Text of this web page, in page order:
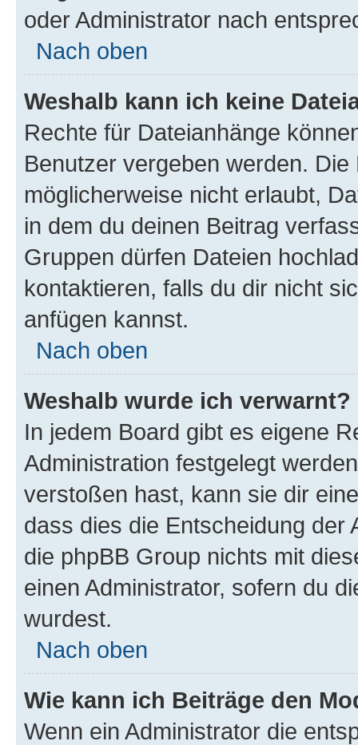
oder Administrator nach
Nach oben
Weshalb kann ich keine
Rechte für Dateianhänge
Benutzer vergeben werden.
möglicherweise nicht erlaubt,
in dem du deinen Beitrag
Gruppen dürfen Dateien
kontaktieren, falls du dir nicht
anfügen kannst.
Nach oben
Weshalb wurde ich verwarnt?
In jedem Board gibt es eigene
Administration festgelegt
verstoßen hast, kann sie dir
dass dies die Entscheidung der
die phpBB Group nichts mit
einen Administrator, sofern du
wurdest.
Nach oben
Wie kann ich Beiträge den
Wenn ein Administrator die